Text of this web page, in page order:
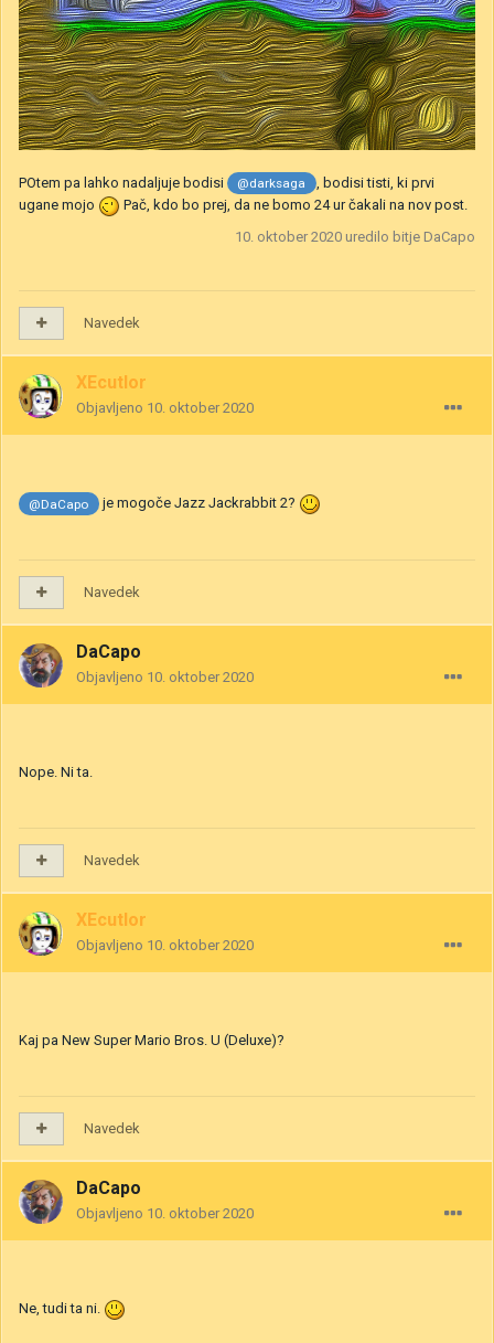
POtem pa lahko nadaljuje bodisi @darksaga
, bodisi tisti, ki prvi
ugane mojo
Pač, kdo bo prej, da ne bomo 24 ur čakali na nov post.
10. oktober 2020 uredilo bitje DaCapo
Navedek
XEcutIor
Objavljeno 10. oktober 2020
@DaCapo je mogoče Jazz Jackrabbit 2?
Navedek
DaCapo
Objavljeno 10. oktober 2020
Nope. Ni ta.
Navedek
XEcutIor
Objavljeno 10. oktober 2020
Kaj pa New Super Mario Bros. U (Deluxe)?
Navedek
DaCapo
Objavljeno 10. oktober 2020
Ne, tudi ta ni.